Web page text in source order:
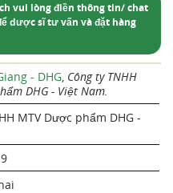
vui lòng điền thông tin/ chat
dược sĩ tư vấn và đặt hàng
- DHG, Công ty TNHH
DHG - Việt Nam.
MTV Dược phẩm DHG -